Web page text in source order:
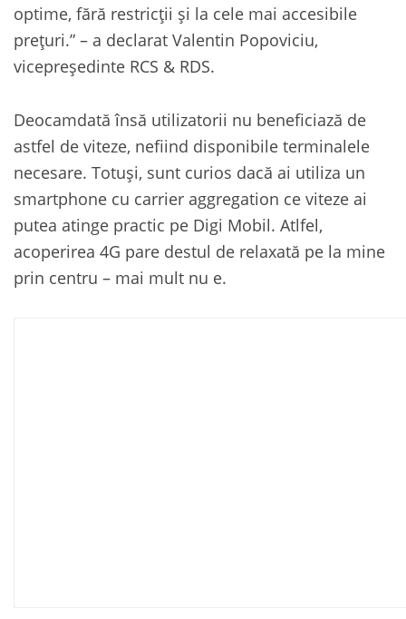
optime, fără restricții și la cele mai accesibile
prețuri.” – a declarat Valentin Popoviciu,
vicepreședinte RCS & RDS.
Deocamdată însă utilizatorii nu beneficiază de
astfel de viteze, nefiind disponibile terminalele
necesare. Totuși, sunt curios dacă ai utiliza un
smartphone cu carrier aggregation ce viteze ai
putea atinge practic pe Digi Mobil. Atlfel,
acoperirea 4G pare destul de relaxată pe la mine
prin centru – mai mult nu e.